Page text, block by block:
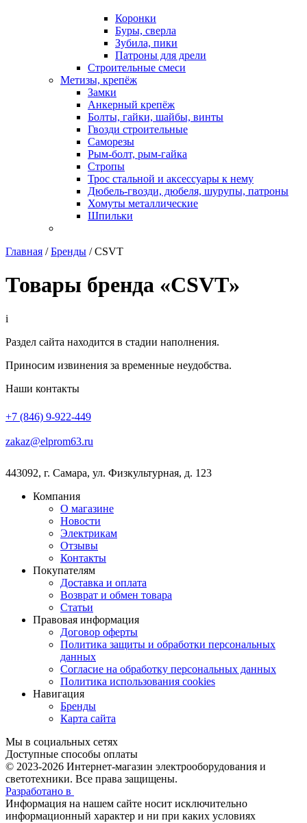
Коронки
Буры, сверла
Зубила, пики
Патроны для дрели
Строительные смеси
Метизы, крепёж
Замки
Анкерный крепёж
Болты, гайки, шайбы, винты
Гвозди строительные
Саморезы
Рым-болт, рым-гайка
Стропы
Трос стальной и аксессуары к нему
Дюбель-гвозди, дюбеля, шурупы, патроны
Хомуты металлические
Шпильки
Главная /Бренды /CSVT
Товары бренда «CSVT»
i
Раздел сайта находится в стадии наполнения.
Приносим извинения за временные неудобства.
Наши контакты
+7 (846) 9-922-449
zakaz@elprom63.ru
443092, г. Самара, ул. Физкультурная, д. 123
Компания
О магазине
Новости
Электрикам
Отзывы
Контакты
Покупателям
Доставка и оплата
Возврат и обмен товара
Статьи
Правовая информация
Договор оферты
Политика защиты и обработки персональных
данных
Согласие на обработку персональных данных
Политика использования cookies
Навигация
Бренды
Карта сайта
Мы в социальных сетях
Доступные способы оплаты
© 2023-2026 Интернет-магазин электрооборудования и
светотехники. Все права защищены.
Разработано в
Информация на нашем сайте носит исключительно
информационный характер и ни при каких условиях